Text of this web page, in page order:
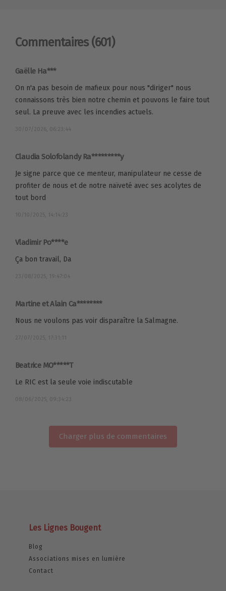
Commentaires (601)
Gaëlle Ha***
On n'a pas besoin de mafieux pour nous "diriger" nous
connaissons très bien notre chemin et pouvons le faire tout
seul. La preuve avec les incendies actuels.
30/07/2026, 06:23:44
Claudia Solofolandy Ra*********y
Je signe parce que ce menteur, manipulateur ne cesse de
profiter de nous et de notre naïveté avec ses acolytes de
tout bord
10/10/2025, 14:14:23
Vladimir Po****e
Ça bon travail, Da
23/08/2025, 19:47:04
Martine et Alain Ca********
Nous ne voulons pas voir disparaître la Salmagne.
27/07/2025, 17:31:11
Beatrice MO*****T
Le RIC est la seule voie indiscutable
08/06/2025, 09:34:23
Charger plus de commentaires
Les Lignes Bougent
Blog
Associations mises en lumière
Contact